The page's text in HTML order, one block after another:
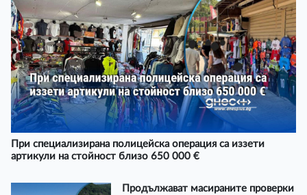
При специализирана полицейска операция са иззети
артикули на стойност близо 650 000 €
Продължават масираните проверки